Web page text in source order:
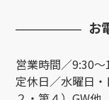
お
営業時間／9:30～
定休日／水曜日